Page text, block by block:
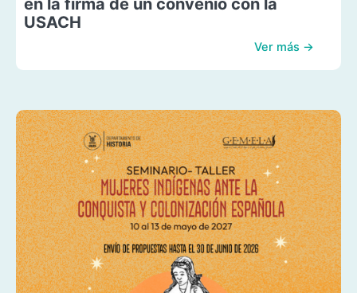
en la firma de un convenio con la
USACH
Ver más →